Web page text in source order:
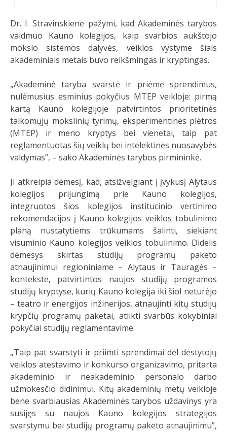
Dr. I. Stravinskienė pažymi, kad Akademinės tarybos
vaidmuo Kauno kolegijos, kaip svarbios aukštojo
mokslo sistemos dalyvės, veiklos vystyme šiais
akademiniais metais buvo reikšmingas ir kryptingas.
„Akademinė taryba svarstė ir priėmė sprendimus,
nulėmusius esminius pokyčius MTEP veikloje: pirmą
kartą Kauno kolegijoje patvirtintos prioritetinės
taikomųjų mokslinių tyrimų, eksperimentinės plėtros
(MTEP) ir meno kryptys bei vienetai, taip pat
reglamentuotas šių veiklų bei intelektinės nuosavybės
valdymas”, – sako Akademinės tarybos pirmininkė.
Ji atkreipia dėmesį, kad, atsižvelgiant į įvykusį Alytaus
kolegijos prijungimą prie Kauno kolegijos,
integruotos šios kolegijos institucinio vertinimo
rekomendacijos į Kauno kolegijos veiklos tobulinimo
planą nustatytiems trūkumams šalinti, siekiant
visuminio Kauno kolegijos veiklos tobulinimo. Didelis
dėmesys skirtas studijų programų paketo
atnaujinimui regioniniame – Alytaus ir Tauragės –
kontekste, patvirtintos naujos studijų programos
studijų kryptyse, kurių Kauno kolegija iki šiol neturėjo
– teatro ir energijos inžinerijos, atnaujinti kitų studijų
krypčių programų paketai, atlikti svarbūs kokybiniai
pokyčiai studijų reglamentavime.
„Taip pat svarstyti ir priimti sprendimai dėl dėstytojų
veiklos atestavimo ir konkurso organizavimo, pritarta
akademinio ir neakademinio personalo darbo
užmokesčio didinimui. Kitų akademinių metų veikloje
bene svarbiausias Akademinės tarybos uždavinys yra
susijęs su naujos Kauno kolegijos strategijos
svarstymu bei studijų programų paketo atnaujinimu”,